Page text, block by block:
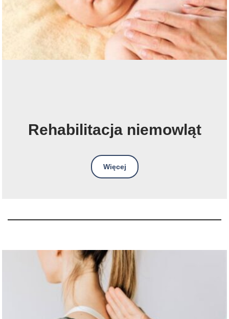
Rehabilitacja niemowląt
Więcej